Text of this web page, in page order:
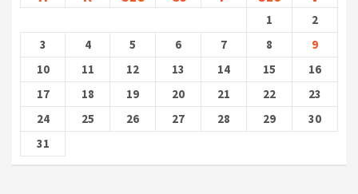
1
2
3
4 5 6 7 8
9
10
11 12 13 14 15
16
17
18 19 20 21 22
23
24
25 26 27 28 29
30
31